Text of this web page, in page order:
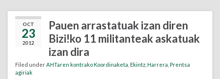
OCT
23
2012
Pauen arrastatuak izan diren
Bizi!ko 11 militanteak askatuak
izan dira
Filed underAHTaren kontrako Koordinaketa Ekintz Harrera Prentsa
agiriak